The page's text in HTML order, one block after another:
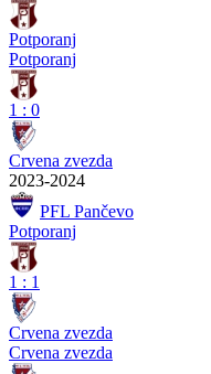
Potporanj
Potporanj
1 : 0
Crvena zvezda
2023-2024
PFL Pančevo
Potporanj
1 : 1
Crvena zvezda
Crvena zvezda